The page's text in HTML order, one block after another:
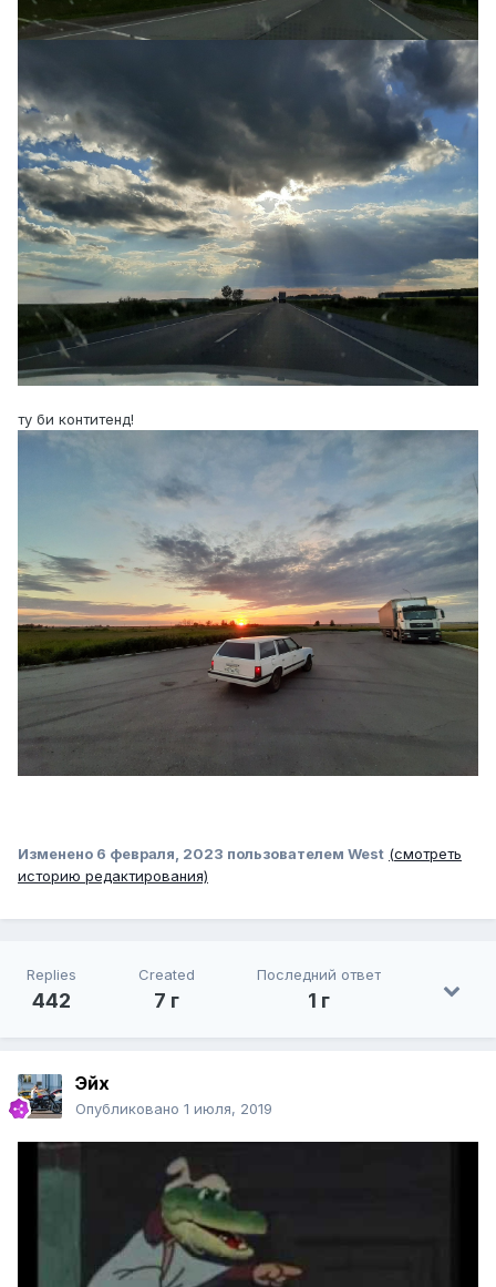
ту би контитенд!
Изменено 6 февраля, 2023 пользователем West (смотреть
историю редактирования)
Replies
442
Created
7 г
Последний ответ
1 г
Эйх
Опубликовано 1 июля, 2019